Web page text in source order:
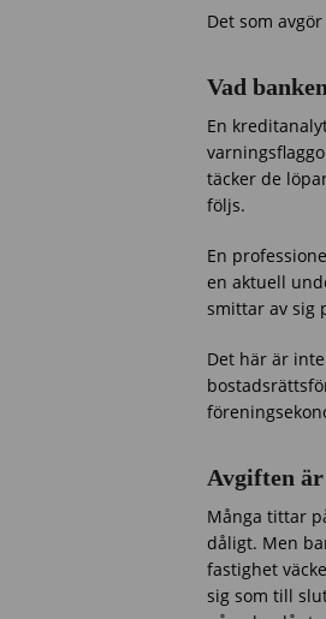
Det som
Vad
En
täcker de
följs.
En
en aktuell
smittar av sig
Det här är
Avgiften
Många tittar
dåligt. Men
fastighet
sig som till